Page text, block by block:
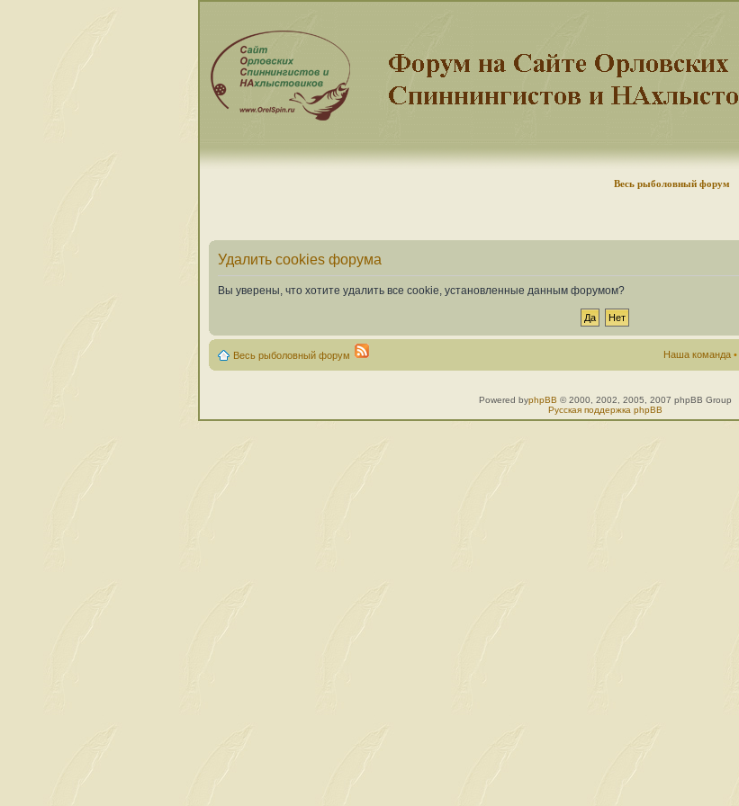
Весь рыболовный форум
Удалить cookies форума
Вы уверены, что хотите удалить все cookie, установленные данным форумом?
Весь рыболовный форум Наша команда •
Powered byphpBB © 2000, 2002, 2005, 2007 phpBB Group
Русская поддержка phpBB